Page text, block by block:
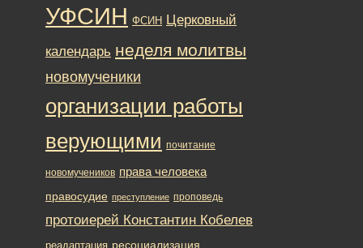
УФСИН ФСИН Церковный
календарь неделя молитвы
новомученики
организации работы
верующими почитание
новомучеников права человека
правосудие преступление проповедь
протоиерей Константин Кобелев
реадаптация ресоциализация